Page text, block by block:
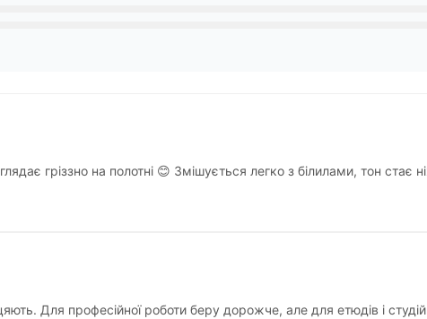
гріззно на полотні 😊 Змішується легко з білилами, тон стає
Для професійної роботи беру дорожче, але для етюдів і